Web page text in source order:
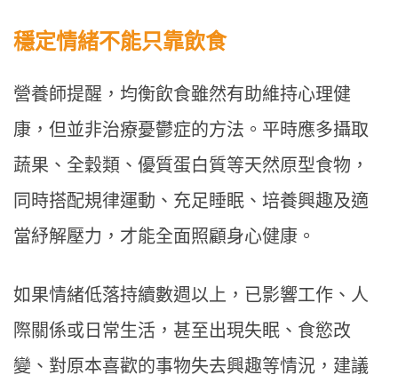
穩定情緒不能只靠飲食
營養師提醒，均衡飲食雖然有助維持心理健
康，但並非治療憂鬱症的方法。平時應多攝取
蔬果、全穀類、優質蛋白質等天然原型食物，
同時搭配規律運動、充足睡眠、培養興趣及適
當紓解壓力，才能全面照顧身心健康。
如果情緒低落持續數週以上，已影響工作、人
際關係或日常生活，甚至出現失眠、食慾改
變、對原本喜歡的事物失去興趣等情況，建議